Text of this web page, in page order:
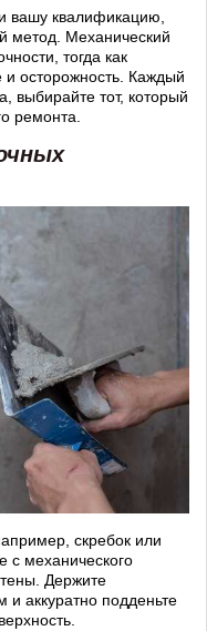
вашу квалификацию,
метод. Механический
тогда как
и осторожность. Каждый
выбирайте тот, который
ремонта.
скребок или
с механического
Держите
аккуратно подденьте